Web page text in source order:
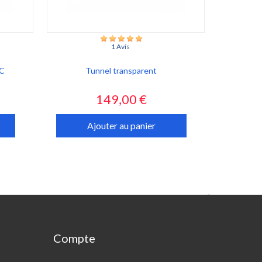
1 Avis
Tunnel transparent
Prix
149,00 €
Ajouter au panier

Compte